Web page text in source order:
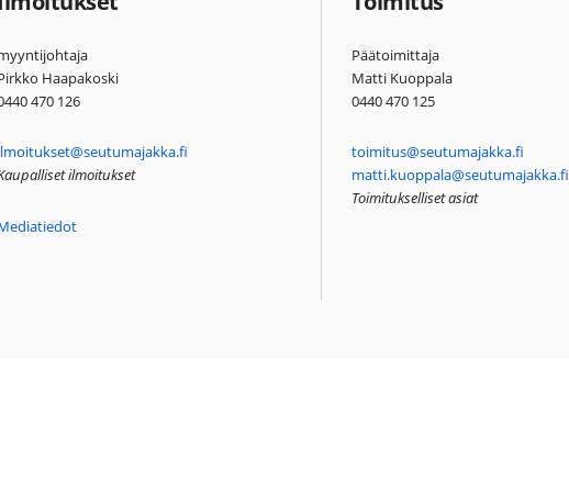
Haapakoski
470 126
ilmoitukset
Päätoimittaja
Matti Kuoppala
0440 470 125
toimitus@seutumajakka.fi
matti.kuoppala@seutumajakka.fi
Toimitukselliset asiat